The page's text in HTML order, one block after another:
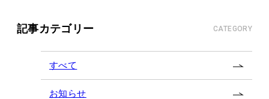
記事カテゴリー CATEGORY
すべて
お知らせ